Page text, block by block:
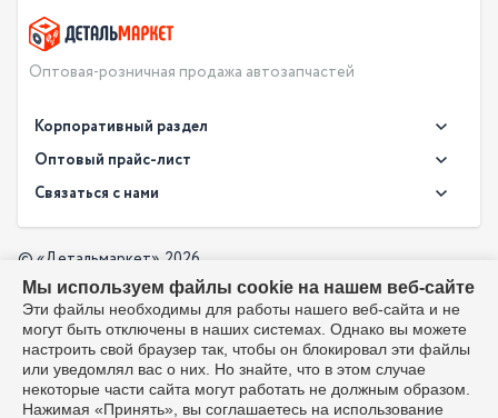
Оптовая-розничная продажа автозапчастей
Корпоративный раздел
Новости
О компании
Доставка
Оптовый прайс-лист
Оплата
Производители
Политика в отношении обработки персональных данных
Оптовый прайс-лист
Скачать прайс в PDF
Связаться с нами
info@detalmarket.ru
Перезвоните мне
© «Детальмаркет», 2026
Разработка:
Все упоминания товарных знаков (включая LADA и АвтоВАЗ)
используются исключительно для указания совместимости
товаров и соответствуют положениям ст. 1487, 1484
Гражданского кодекса РФ. Интернет-магазин не является
Мы используем файлы cookie на нашем веб-сайте
Эти файлы необходимы для работы нашего веб-сайта и не
могут быть отключены в наших системах. Однако вы можете
настроить свой браузер так, чтобы он блокировал эти файлы
или уведомлял вас о них. Но знайте, что в этом случае
некоторые части сайта могут работать не должным образом.
Нажимая «Принять», вы соглашаетесь на использование